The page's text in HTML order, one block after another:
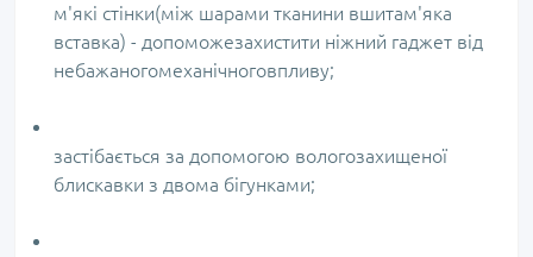
м'які стінки(між шарами тканини вшитам'яка
вставка) - допоможезахистити ніжний гаджет від
небажаногомеханічноговпливу;
застібається за допомогою вологозахищеної
блискавки з двома бігунками;